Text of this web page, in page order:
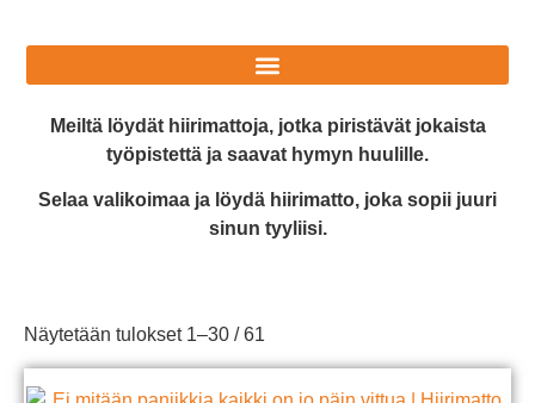
Meiltä löydät hiirimattoja, jotka piristävät jokaista
työpistettä ja saavat hymyn huulille.
Selaa valikoimaa ja löydä hiirimatto, joka sopii juuri
sinun tyyliisi.
Näytetään tulokset 1–30 / 61